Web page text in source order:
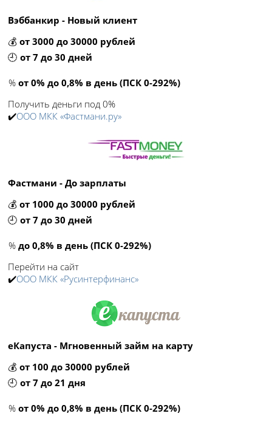
Вэббанкир - Новый клиент
💰от 3000 до 30000 рублей
🕘от 7 до 30 дней
% от 0% до 0,8% в день (ПСК 0-292%)
Получить деньги под 0%
✔️ООО МКК «Фастмани.ру»
Фастмани - До зарплаты
💰от 1000 до 30000 рублей
🕘от 7 до 30 дней
% до 0,8% в день (ПСК 0-292%)
Перейти на сайт
✔️ООО МКК «Русинтерфинанс»
еКапуста - Мгновенный займ на карту
💰от 100 до 30000 рублей
🕘от 7 до 21 дня
% от 0% до 0,8% в день (ПСК 0-292%)